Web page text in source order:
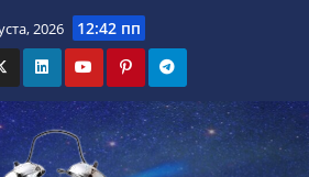
2026 12:42 пп